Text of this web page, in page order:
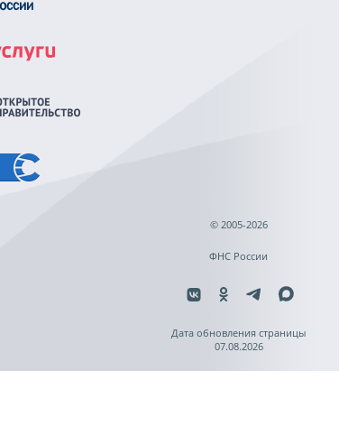
© 2005-2026
ФНС России
Дата обновления страницы
07.08.2026